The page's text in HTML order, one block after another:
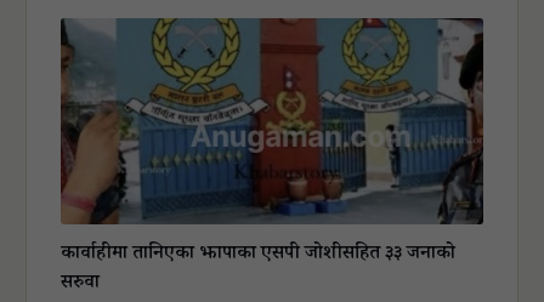
कार्वाहीमा तानिएका झापाका एसपी जोशीसहित ३३ जनाको
सरुवा